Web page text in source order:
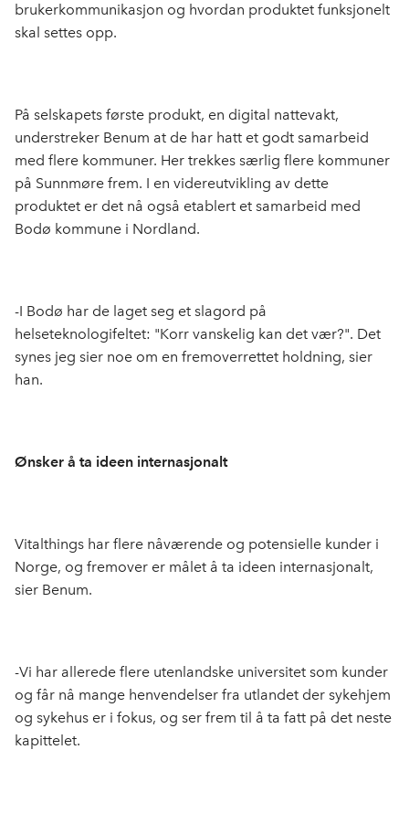
brukerkommunikasjon og hvordan produktet funksjonelt
skal settes opp.
På selskapets første produkt, en digital nattevakt,
understreker Benum at de har hatt et godt samarbeid
med flere kommuner. Her trekkes særlig flere kommuner
på Sunnmøre frem. I en videreutvikling av dette
produktet er det nå også etablert et samarbeid med
Bodø kommune i Nordland.
-I Bodø har de laget seg et slagord på
helseteknologifeltet: "Korr vanskelig kan det vær?". Det
synes jeg sier noe om en fremoverrettet holdning, sier
han.
Ønsker å ta ideen internasjonalt
Vitalthings har flere nåværende og potensielle kunder i
Norge, og fremover er målet å ta ideen internasjonalt,
sier Benum.
-Vi har allerede flere utenlandske universitet som kunder
og får nå mange henvendelser fra utlandet der sykehjem
og sykehus er i fokus, og ser frem til å ta fatt på det neste
kapittelet.